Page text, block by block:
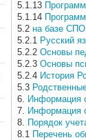
5.1.13
5.1.14
5.2 на базе СПО
5.2.1 Русский
5.2.2 Основы
5.2.3 Основы
5.2.4 История
5.3
6. Информация
7. Информация
8. Порядок
8.1 Перечень